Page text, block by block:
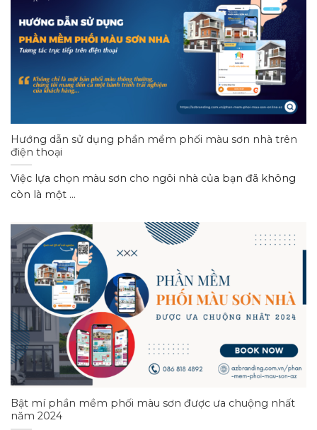
Hướng dẫn sử dụng phần mềm phối màu sơn nhà trên
điện thoại
Việc lựa chọn màu sơn cho ngôi nhà của bạn đã không
còn là một ...
Bật mí phần mềm phối màu sơn được ưa chuộng nhất
năm 2024